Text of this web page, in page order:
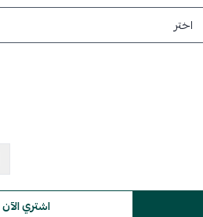
اشتري الآن